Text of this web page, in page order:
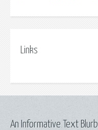
Links
An Informative Text Blurb